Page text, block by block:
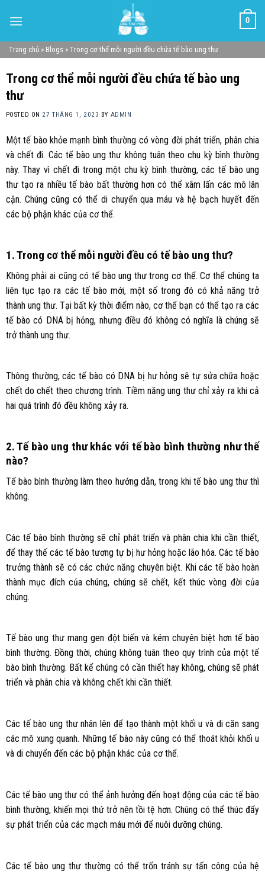
0
Trang chủ » Blogs » Trong cơ thể mỗi người đều chứa tế bào ung thư
Trong cơ thể mỗi người đều chứa tế bào ung
thư
POSTED ON 27 THÁNG 1, 2023 BY ADMIN
Một tế bào khỏe mạnh bình thường có vòng đời phát triển, phân chia
và chết đi. Các tế bào ung thư không tuân theo chu kỳ bình thường
này. Thay vì chết đi trong một chu kỳ bình thường, các tế bào ung
thư tạo ra nhiều tế bào bất thường hơn có thể xâm lấn các mô lân
cận. Chúng cũng có thể di chuyển qua máu và hệ bạch huyết đến
các bộ phận khác của cơ thể.
1. Trong cơ thể mỗi người đều có tế bào ung thư?
Không phải ai cũng có tế bào ung thư trong cơ thể. Cơ thể chúng ta
liên tục tạo ra các tế bào mới, một số trong đó có khả năng trở
thành ung thư. Tại bất kỳ thời điểm nào, cơ thể bạn có thể tạo ra các
tế bào có DNA bị hỏng, nhưng điều đó không có nghĩa là chúng sẽ
trở thành ung thư.
Thông thường, các tế bào có DNA bị hư hỏng sẽ tự sửa chữa hoặc
chết do chết theo chương trình. Tiềm năng ung thư chỉ xảy ra khi cả
hai quá trình đó đều không xảy ra.
2. Tế bào ung thư khác với tế bào bình thường như thế
nào?
Tế bào bình thường làm theo hướng dẫn, trong khi tế bào ung thư thì
không.
Các tế bào bình thường sẽ chỉ phát triển và phân chia khi cần thiết,
để thay thế các tế bào tương tự bị hư hỏng hoặc lão hóa. Các tế bào
trưởng thành sẽ có các chức năng chuyên biệt. Khi các tế bào hoàn
thành mục đích của chúng, chúng sẽ chết, kết thúc vòng đời của
chúng.
Tế bào ung thư mang gen đột biến và kém chuyên biệt hơn tế bào
bình thường. Đồng thời, chúng không tuân theo quy trình của một tế
bào bình thường. Bất kể chúng có cần thiết hay không, chúng sẽ phát
triển và phân chia và không chết khi cần thiết.
Các tế bào ung thư nhân lên để tạo thành một khối u và di căn sang
các mô xung quanh. Những tế bào này cũng có thể thoát khỏi khối u
và di chuyển đến các bộ phận khác của cơ thể.
Các tế bào ung thư có thể ảnh hưởng đến hoạt động của các tế bào
bình thường, khiến mọi thứ trở nên tồi tệ hơn. Chúng có thể thúc đẩy
sự phát triển của các mạch máu mới để nuôi dưỡng chúng.
Các tế bào ung thư thường có thể trốn tránh sự tấn công của hệ